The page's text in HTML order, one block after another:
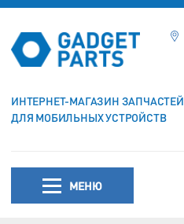
ИНТЕРНЕТ-МАГАЗИН ЗАПЧАСТЕЙ
ДЛЯ МОБИЛЬНЫХ УСТРОЙСТВ
МЕНЮ